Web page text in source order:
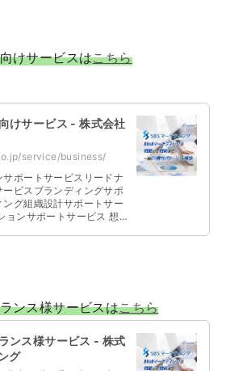
けサービスはこちら
けサービス - 株式会社
service/business/
サポートサービスリードナ
ビスブランディングサポ
グ組織設計サポートサー
ョンサポートサービス 想
ンス様サービスはこちら
ンス様サービス - 株式
グ